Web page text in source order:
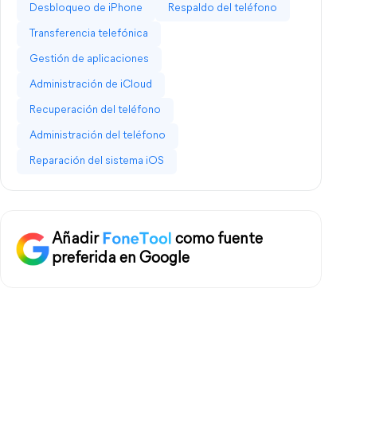
Desbloqueo de iPhone Respaldo del teléfono
Transferencia telefónica
Gestión de aplicaciones
Administración de iCloud
Recuperación del teléfono
Administración del teléfono
Reparación del sistema iOS
Añadir
como fuente
preferida en Google